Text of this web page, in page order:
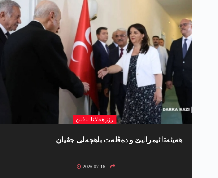
رۆژھەلاتا ناڤین
ھەیئەتا ئیمرالیێ و دەڤلەت باھچەلی جڤیان
2026-07-16